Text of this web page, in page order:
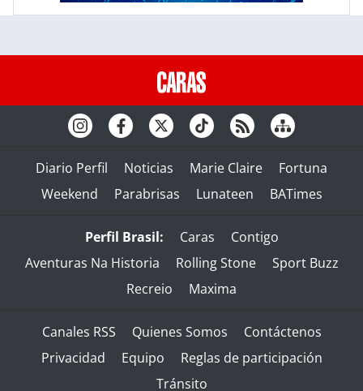
Diario Perfil Noticias Marie Claire
Fortuna
Weekend
Parabrisas Lunateen BATimes
Perfil Brasil: Caras
Contigo
Aventuras Na Historia
Rolling Stone
Sport Buzz
Recreio
Maxima
Canales RSS Quienes Somos
Contáctenos
Privacidad
Equipo
Reglas de participación
Tránsito